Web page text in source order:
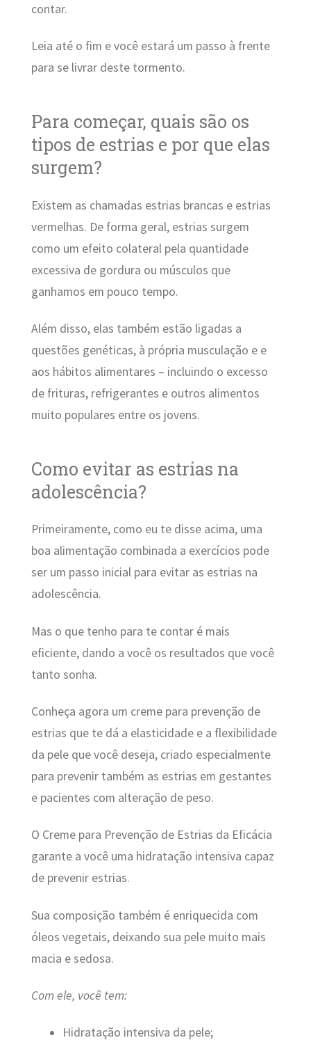
contar.
Leia até o fim e você estará um passo à frente
para se livrar deste tormento.
Para começar, quais são os
tipos de estrias e por que elas
surgem?
Existem as chamadas estrias brancas e estrias
vermelhas. De forma geral, estrias surgem
como um efeito colateral pela quantidade
excessiva de gordura ou músculos que
ganhamos em pouco tempo.
Além disso, elas também estão ligadas a
questões genéticas, à própria musculação e e
aos hábitos alimentares – incluindo o excesso
de frituras, refrigerantes e outros alimentos
muito populares entre os jovens.
Como evitar as estrias na
adolescência?
Primeiramente, como eu te disse acima, uma
boa alimentação combinada a exercícios pode
ser um passo inicial para evitar as estrias na
adolescência.
Mas o que tenho para te contar é mais
eficiente, dando a você os resultados que você
tanto sonha.
Conheça agora um creme para prevenção de
estrias que te dá a elasticidade e a flexibilidade
da pele que você deseja, criado especialmente
para prevenir também as estrias em gestantes
e pacientes com alteração de peso.
O Creme para Prevenção de Estrias da Eficácia
garante a você uma hidratação intensiva capaz
de prevenir estrias.
Sua composição também é enriquecida com
óleos vegetais, deixando sua pele muito mais
macia e sedosa.
Com ele, você tem:
Hidratação intensiva da pele;